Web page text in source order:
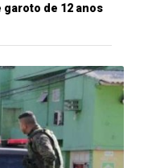
garoto de 12 anos